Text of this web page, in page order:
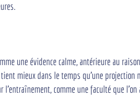
une évidence calme, antérieure au
mieux dans le temps qu'une projection
l'entraînement, comme une faculté que